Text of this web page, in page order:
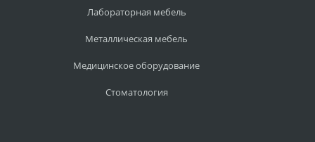
Лабораторная мебель
Металлическая мебель
Медицинское оборудование
Стоматология